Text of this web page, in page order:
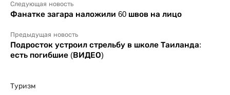
Следующая новость
Фанатке загара наложили 60 швов на лицо
Предыдущая новость
Подросток устроил стрельбу в школе Таиланда:
есть погибшие (ВИДЕО)
Туризм